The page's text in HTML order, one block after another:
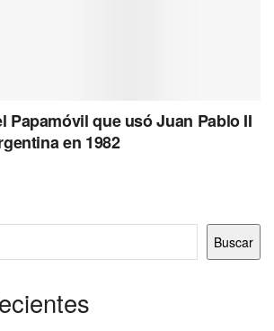
Papamóvil que usó Juan Pablo II
en 1982
Buscar